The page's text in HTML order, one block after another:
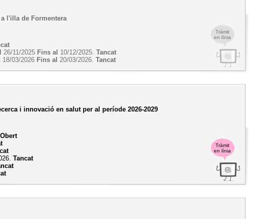
Tràmit
en línia
l'illa de Formentera
26/11/2025 Fins al 10/12/2025.Tancat
18/03/2026 Fins al 20/03/2026.Tancat
Tràmit
en línia
i innovació en salut per al període 2026-2029
Obert
Tancat